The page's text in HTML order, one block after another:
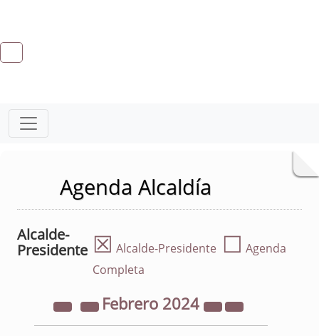
Agenda Alcaldía
Alcalde-
Presidente ☒ Alcalde-Presidente ☐ Agenda
Completa
Febrero 2024